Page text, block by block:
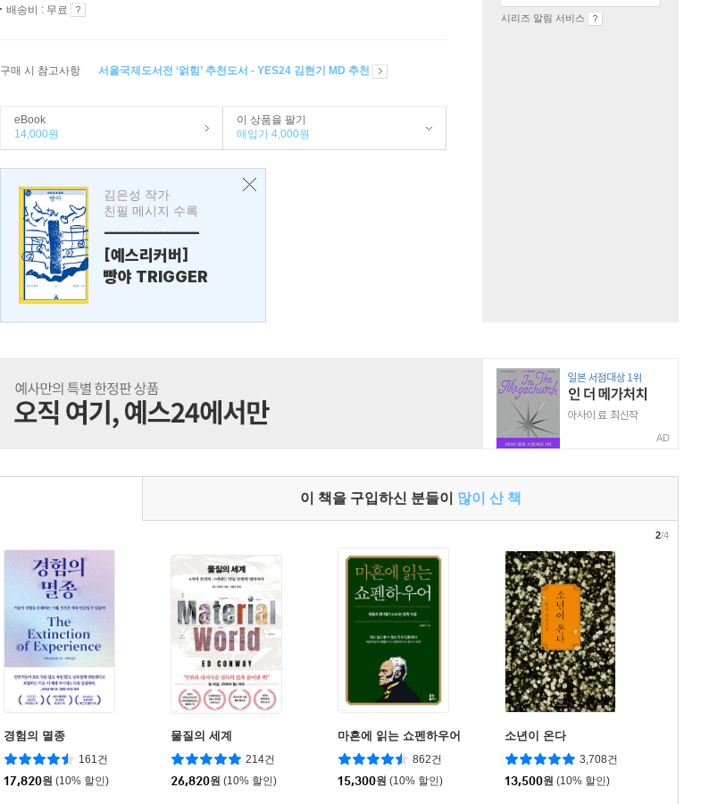
배송비 : 무료
구매 시 참고사항 서울국제도서전 ‘얽힘’ 추천도서 - YES24 김현기 MD 추천
eBook
14,000원
이 상품을 팔기
매입가 4,000원
김은성 작가
친필 메시지 수록
---------------
[예스리커버]
빵야 TRIGGER
시리즈 알림 서비스
AD
이 책을 구입하신 분들이 많이 산 책
경험의 멸종
161건
17,820원 (10% 할인)
물질의 세계
214건
26,820원 (10% 할인)
마흔에 읽는 쇼펜하우어
862건
15,300원 (10% 할인)
소년이 온다
3,708건
13,500원 (10% 할인)
2/4